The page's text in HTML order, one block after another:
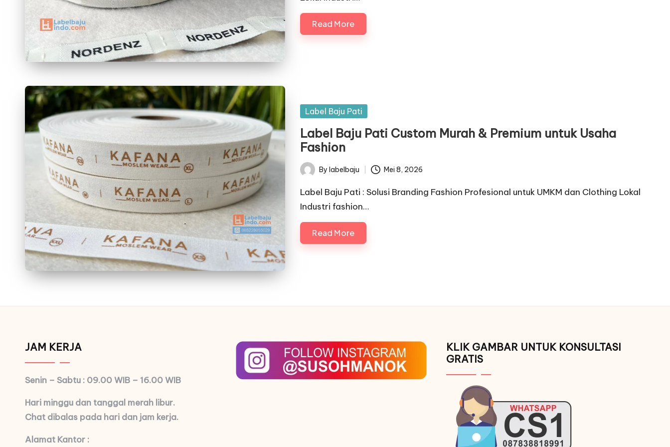
Read More
Posted
Label Baju Pati
Label Baju Pati Custom Murah & Premium untuk Usaha
Fashion
Posted
by
Bylabelbaju Mei 8, 2026
Label Baju Pati : Solusi Branding Fashion Profesional untuk UMKM dan Clothing Lokal
Industri fashion…
Read More
JAM KERJA
Senin – Sabtu : 09.00 WIB – 16.00 WIB
Hari minggu dan tanggal merah libur.
Chat dibalas pada hari dan jam kerja.
Alamat Kantor :
KLIK GAMBAR UNTUK KONSULTASI
GRATIS